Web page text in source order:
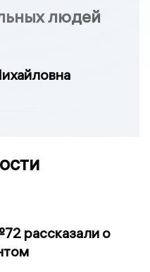
людей
рассказали о